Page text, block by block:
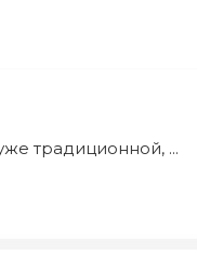
традиционной, ...